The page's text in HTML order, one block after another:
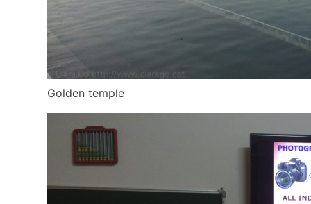
Golden temple